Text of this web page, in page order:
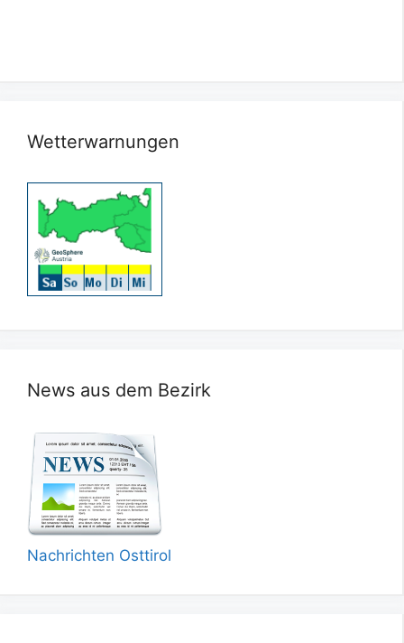
Wetterwarnungen
News aus dem Bezirk
Nachrichten Osttirol